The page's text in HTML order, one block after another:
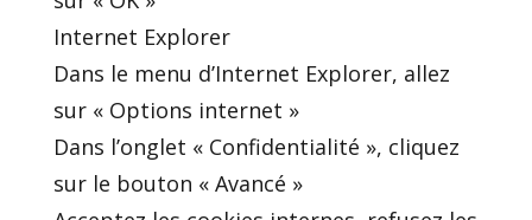
Internet Explorer
Dans le menu d’Internet Explorer, allez
sur « Options internet »
Dans l’onglet « Confidentialité », cliquez
sur le bouton « Avancé »